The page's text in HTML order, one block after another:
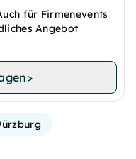
für Firmenevents
Angebot
>